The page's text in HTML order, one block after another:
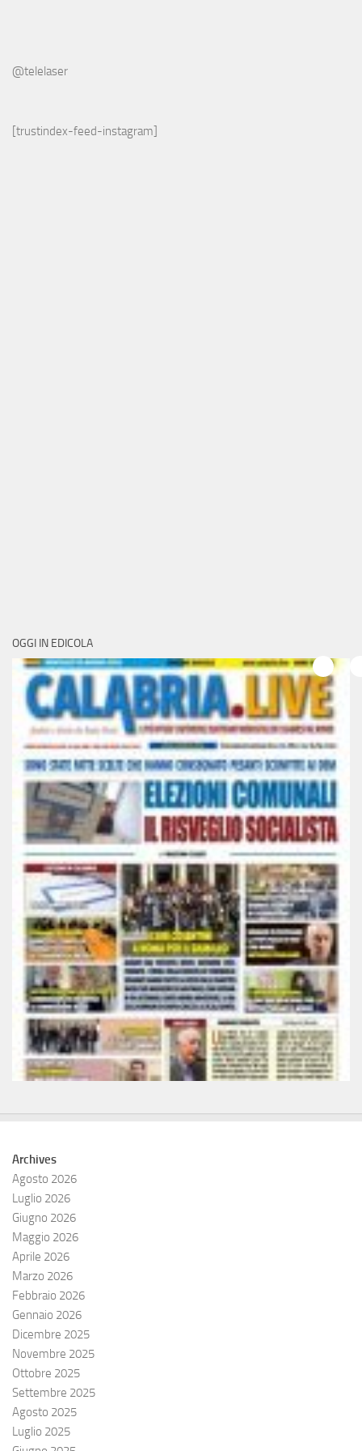
@telelaser
[trustindex-feed-instagram]
OGGI IN EDICOLA
Archives
Agosto 2026
Luglio 2026
Giugno 2026
Maggio 2026
Aprile 2026
Marzo 2026
Febbraio 2026
Gennaio 2026
Dicembre 2025
Novembre 2025
Ottobre 2025
Settembre 2025
Agosto 2025
Luglio 2025